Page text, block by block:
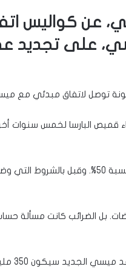
عن كواليس
على تجديد
توصل لاتفاق مبدئي مع
قميص البارسا لخمس سنوات
ولفت إلى أن “ميسي وافق على خفض راتبه بنسبة
بل الضرائب كانت مسألة
سيكون 350 مليون يورو”.